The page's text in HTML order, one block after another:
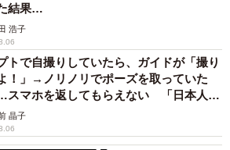
結果…
浩子
トで自撮りしていたら、ガイドが「撮り
！」→ノリノリでポーズを取っていた
マホを返してもらえない 「日本人は
表かも」「私は6時間で3万円払った」
晶子